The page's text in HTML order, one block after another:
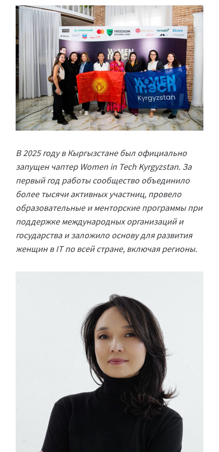
В 2025 году в Кыргызстане был официально
запущен чаптер Women in Tech Kyrgyzstan. За
первый год работы сообщество объединило
более тысячи активных участниц, провело
образовательные и менторские программы при
поддержке международных организаций и
государства и заложило основу для развития
женщин в IT по всей стране, включая регионы.